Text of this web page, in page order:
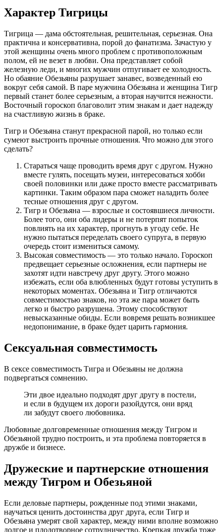
Характер Тигрицы
Тигрица — дама обстоятельная, решительная, серьезная. Она
практична и консервативна, порой до фанатизма. Зачастую у
этой женщины очень много проблем с противоположным
полом, ей не везет в любви. Она представляет собой
железную леди, и многих мужчин отпугивает ее холодность.
Но обаяние Обезьяны разрушает занавес, возведенный ею
вокруг себя самой. В паре мужчина Обезьяна и женщина Тигр
первый станет более серьезным, а вторая научится нежности.
Восточный гороскоп благоволит этим знакам и дает надежду
на счастливую жизнь в браке.
Тигр и Обезьяна станут прекрасной парой, но только если
сумеют выстроить прочные отношения. Что можно для этого
сделать?
Стараться чаще проводить время друг с другом. Нужно
вместе гулять, посещать музеи, интересоваться хобби
своей половинки или даже просто вместе рассматривать
картинки. Таким образом пара сможет наладить более
тесные отношения друг с другом.
Тигр и Обезьяна — взрослые и состоявшиеся личности.
Более того, они оба лидеры и не потерпят попыток
повлиять на их характер, прогнуть в угоду себе. Не
нужно пытаться переделать своего супруга, в первую
очередь стоит измениться самому.
Высокая совместимость — это только начало. Гороскоп
предвещает серьезные осложнения, если партнеры не
захотят идти навстречу друг другу. Этого можно
избежать, если оба влюбленных будут готовы уступить в
некоторых моментах. Обезьяна и Тигр отличаются
совместимостью знаков, но эта же пара может быть
легко и быстро разрушена. Этому способствуют
невысказанные обиды. Если вовремя решать возникшее
недопонимание, в браке будет царить гармония.
Сексуальная совместимость
В сексе совместимость Тигра и Обезьяны не должна
подвергаться сомнению.
Эти двое идеально подходят друг другу в постели,
и если в будущем их дороги разойдутся, они вряд
ли забудут своего любовника.
Любовные долговременные отношения между Тигром и
Обезьяной трудно построить, и эта проблема повторяется в
дружбе и бизнесе.
Дружеские и партнерские отношения
между Тигром и Обезьяной
Если деловые партнеры, рожденные под этими знаками,
научаться ценить достоинства друг друга, если Тигр и
Обезьяна умерят свой характер, между ними вполне возможно
долгое и плодотворное сотрудничество. Крепкая дружба тоже